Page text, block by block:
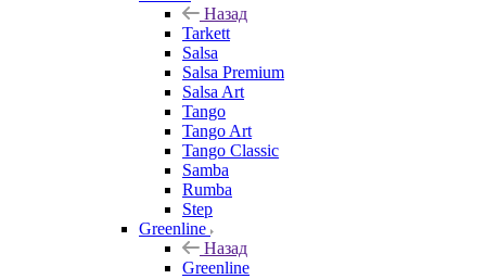
Назад
Tarkett
Salsa
Salsa Premium
Salsa Art
Tango
Tango Art
Tango Classic
Samba
Rumba
Step
Greenline
Назад
Greenline